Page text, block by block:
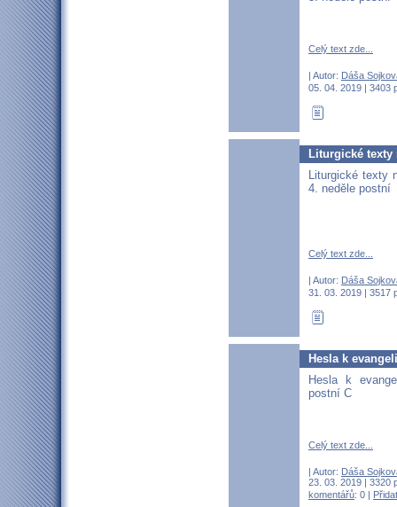
Celý text zde...
| Autor: Dáša
05. 04. 2019 | 3403
Liturgické texty
Liturgické texty
4. neděle postní
Celý text zde...
| Autor: Dáša
31. 03. 2019 | 3517
Hesla k
Hesla k
postní C
Celý text zde...
| Autor: Dáša
23. 03. 2019 | 3320
komentářů: 0 |